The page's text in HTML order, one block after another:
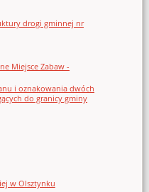
drogi gminnej nr
Miejsce Zabaw -
i oznakowania dwóch
do granicy gminy
w Olsztynku